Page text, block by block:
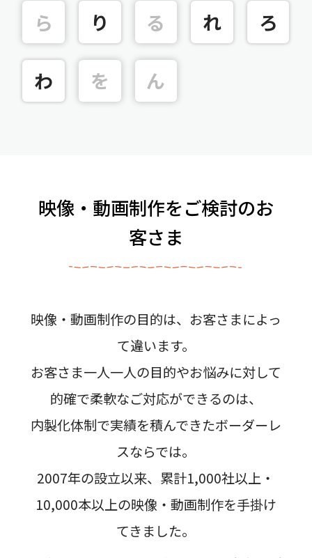
ら り る れ ろ
わ を ん
映像・動画制作をご検討のお
客さま
映像・動画制作の目的は、お客さまによっ
て違います。
お客さま一人一人の目的やお悩みに対して
的確で柔軟なご対応ができるのは、
内製化体制で実績を積んできたボーダーレ
スならでは。
2007年の設立以来、累計1,000社以上・
10,000本以上の映像・動画制作を手掛け
てきました。